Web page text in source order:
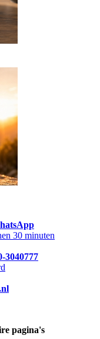
30 minuten
3040777
pagina's